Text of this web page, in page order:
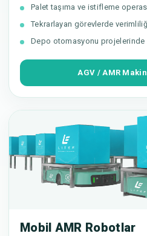
Palet taşıma ve istifleme
Tekrarlayan görevlerde
Depo otomasyonu projelerinde
AGV / AMR
Mobil AMR Robotlar